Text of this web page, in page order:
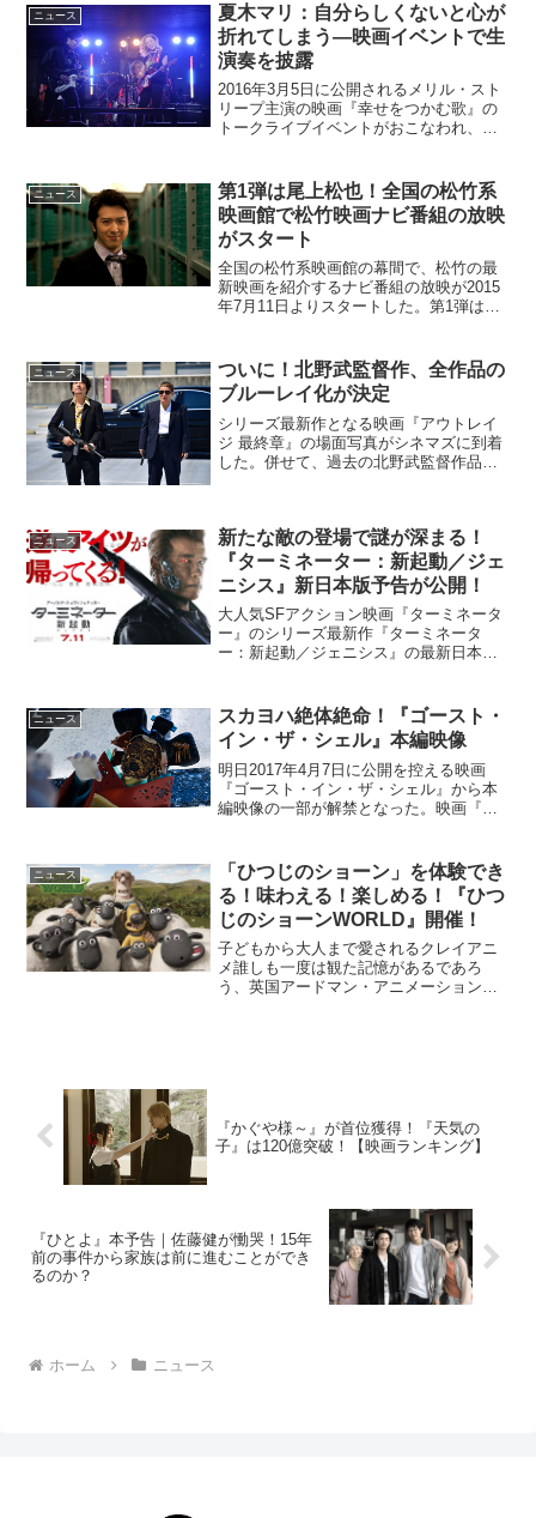
ニュース
夏木マリ：自分らしくないと心が
折れてしまう―映画イベントで生
演奏を披露
2016年3月5日に公開されるメリル・スト
リープ主演の映画『幸せをつかむ歌』の
トークライブイベントがおこなわれ、夏
せるライブを披露した。まさに『幸せを
つかむ歌』のリッキ...
ニュース
第1弾は尾上松也！全国の松竹系
映画館で松竹映画ナビ番組の放映
がスタート
全国の松竹系映画館の幕間で、松竹の最
新映画を紹介するナビ番組の放映が2015
年7月11日よりスタートした。第1弾は尾
プレックスシアターズ）20周年を記念し
行われるも...
ニュース
ついに！北野武監督作、全作品の
ブルーレイ化が決定
シリーズ最新作となる映画『アウトレイ
ジ 最終章』の場面写真がシネマズに到着
した。併せて、過去の北野武監督作品全
章』は、北野武...
ニュース
新たな敵の登場で謎が深まる！
『ターミネーター：新起動／ジェ
ニシス』新日本版予告が公開！
大人気SFアクション映画『ターミネータ
ー』のシリーズ最新作『ターミネータ
ー：新起動／ジェニシス』の最新日本版
することでも話題を呼んでいる本作は、
語り継がれてきた『ター...
ニュース
スカヨハ絶体絶命！『ゴースト・
イン・ザ・シェル』本編映像
明日2017年4月7日に公開を控える映画
『ゴースト・イン・ザ・シェル』から本
編映像の一部が解禁となった。映画『ゴ
(スカーレット・ヨハンソン)。残されたの
は、脳と、わずか...
ニュース
「ひつじのショーン」を体験でき
る！味わえる！楽しめる！『ひつ
じのショーンWORLD』開催！
子どもから大人まで愛されるクレイアニ
メ誰しも一度は観た記憶があるであろ
う、英国アードマン・アニメーションズ
『かぐや様～』が首位獲得！『天気の
子』は120億突破！【映画ランキング】
『ひとよ』本予告｜佐藤健が慟哭！15年
前の事件から家族は前に進むことができ
るのか？
ホーム ニュース